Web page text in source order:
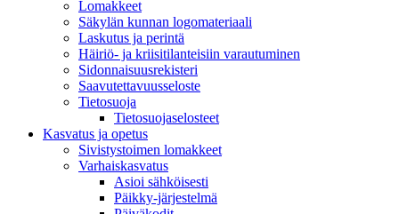
Lomakkeet
Säkylän kunnan logomateriaali
Laskutus ja perintä
Häiriö- ja kriisitilanteisiin varautuminen
Sidonnaisuusrekisteri
Saavutettavuusseloste
Tietosuoja
Tietosuojaselosteet
Kasvatus ja opetus
Sivistystoimen lomakkeet
Varhaiskasvatus
Asioi sähköisesti
Päikky-järjestelmä